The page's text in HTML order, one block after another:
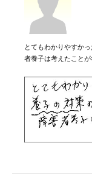
とてもわかりやすか
者養子は考えたことが